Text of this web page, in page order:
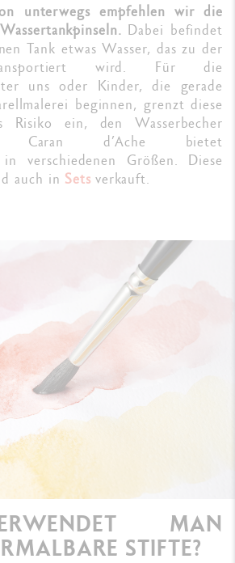
unterwegs empfehlen wir die
Dabei befindet
Tank etwas Wasser, das zu der
wird. Für die
uns oder Kinder, die gerade
beginnen, grenzt diese
Risiko ein, den Wasserbecher
Caran d’Ache bietet
in verschiedenen Größen. Diese
auch in Sets verkauft.
MAN
STIFTE?